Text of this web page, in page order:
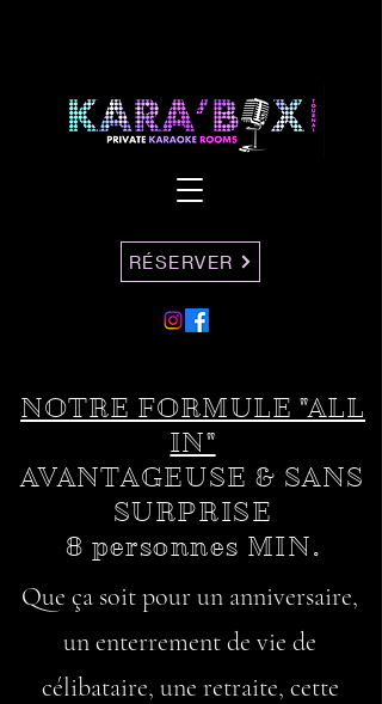
RÉSERVER
NOTRE FORMULE "ALL
IN"
AVANTAGEUSE & SANS
SURPRISE
8 personnes MIN.
Que ça soit pour un anniversaire,
un enterrement de vie de
célibataire, une retraite, cette